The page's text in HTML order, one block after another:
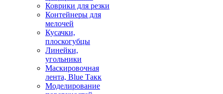
Коврики для резки
Контейнеры для
мелочей
Кусачки,
плоскогубцы
Линейки,
угольники
Маскировочная
лента, Blue Такк
Моделирование